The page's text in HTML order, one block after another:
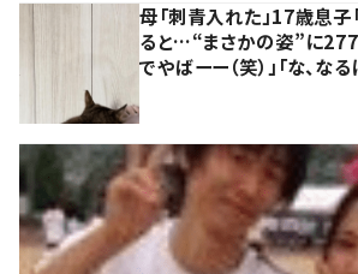
母「刺青入れた」17歳息子
ると…“まさかの姿”に277
でやばーー（笑）」「な、なる